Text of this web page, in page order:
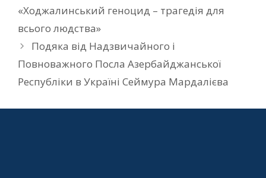
«Ходжалинський геноцид – трагедія для
всього людства»
Подяка від Надзвичайного і
Повноважного Посла Азербайджанської
Республіки в Україні Сеймура Мардалієва